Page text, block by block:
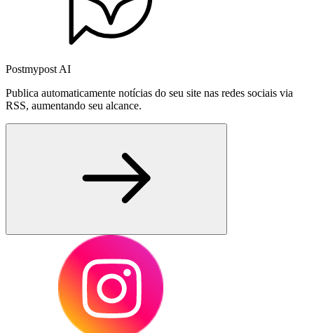
Postmypost AI
Publica automaticamente notícias do seu site nas redes sociais via
RSS, aumentando seu alcance.